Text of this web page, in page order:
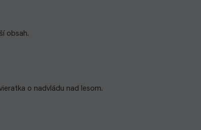
obsah.
o nadvládu nad lesom.